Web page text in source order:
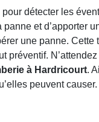
détecter les
et d’apporter
une panne.
préventif.
à Hardricourt.
peuvent causer.